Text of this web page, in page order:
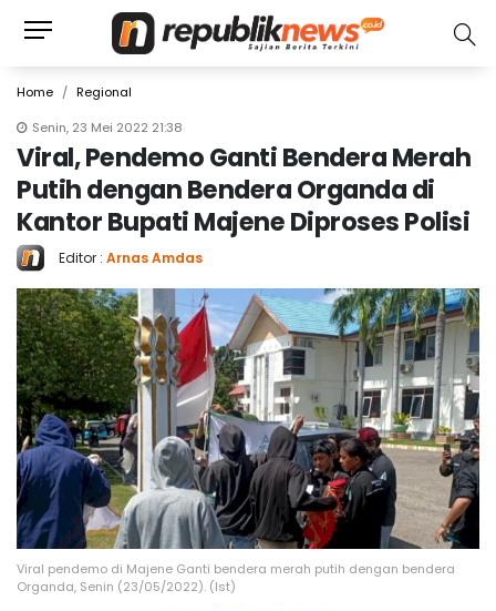
Home
Regional
Senin, 23 Mei 2022 21:38
Viral, Pendemo Ganti Bendera Merah
Putih dengan Bendera Organda di
Kantor Bupati Majene Diproses Polisi
Editor : Arnas Amdas
Viral pendemo di Majene Ganti bendera merah putih dengan bendera
Organda, Senin (23/05/2022). (Ist)